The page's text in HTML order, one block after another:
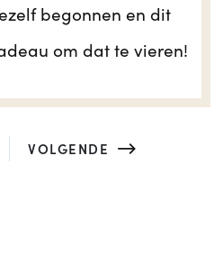
begonnen en dit
om dat te vieren!
VOLGENDE